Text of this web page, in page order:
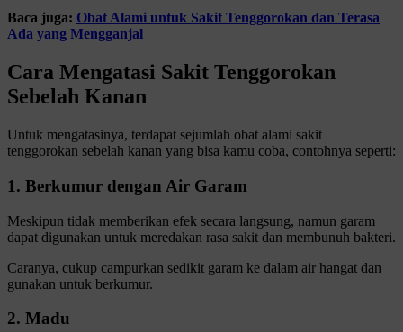
Baca juga: Obat Alami untuk Sakit Tenggorokan dan Terasa
Ada yang Mengganjal
Cara Mengatasi Sakit Tenggorokan
Sebelah Kanan
Untuk mengatasinya, terdapat sejumlah obat alami sakit
tenggorokan sebelah kanan yang bisa kamu coba, contohnya seperti:
1. Berkumur dengan Air Garam
Meskipun tidak memberikan efek secara langsung, namun garam
dapat digunakan untuk meredakan rasa sakit dan membunuh bakteri.
Caranya, cukup campurkan sedikit garam ke dalam air hangat dan
gunakan untuk berkumur.
2. Madu